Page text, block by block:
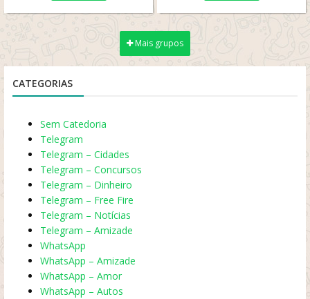
Mais grupos
CATEGORIAS
Sem Catedoria
Telegram
Telegram – Cidades
Telegram – Concursos
Telegram – Dinheiro
Telegram – Free Fire
Telegram – Notícias
Telegram – Amizade
WhatsApp
WhatsApp – Amizade
WhatsApp – Amor
WhatsApp – Autos